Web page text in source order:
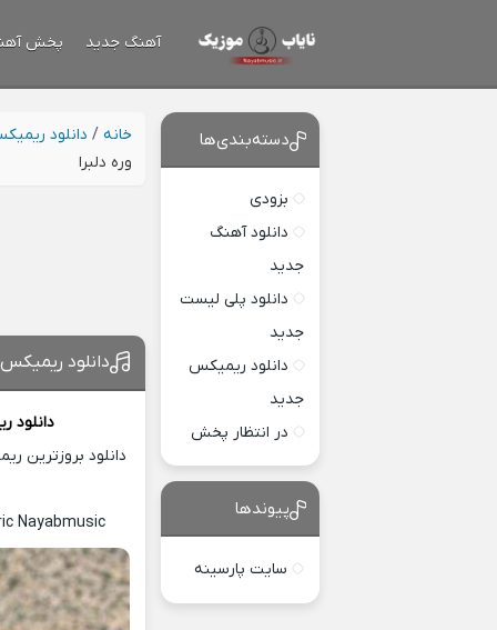
آهنگ جدید پخش
خانه / دانلود
وره دلبرا
دانلود
دانلود
دانلود بروزترین
Nayabmusic
دسته‌بندی‌ها
بزودی
دانلود آهنگ
جدید
دانلود پلی لیست
جدید
دانلود ریمیکس
جدید
در انتظار پخش
پیوندها
سایت پارسینه